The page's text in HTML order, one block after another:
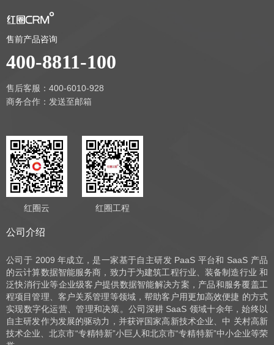
售前产品咨询
400-8811-100
售后客服：400-6010-928
商务合作： 发送至邮箱
红圈云 红圈工程
公司介绍
公司于 2009 年成立，是一家基于自主研发 PaaS 平台和 SaaS 产品
的云计算数据智能服务商，致力于为建筑工程行业、装备制造行业 和
泛快消行业等企业级客户提供数据智能解决方案，产品和服务覆盖工
程项目管理、客户关系管理等领域，帮助客户用更加高效便捷 的方式
实现数字化运营、管理和决策。公司深耕 SaaS 领域十余年，始终以
自主研发作为发展的驱动力，并获评国家高新技术企业、中 关村高新
技术企业、北京市“专精特新”小巨人和北京市“专精特新”中小企业等荣